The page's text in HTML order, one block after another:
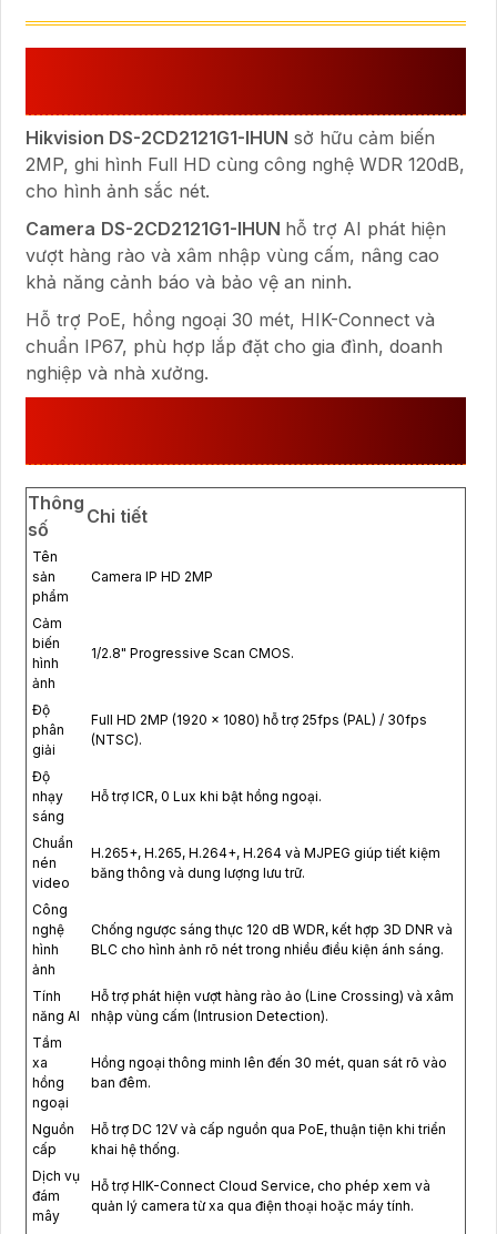
Hikvision DS-2CD2121G1-IHUN sở hữu cảm biến
2MP, ghi hình Full HD cùng công nghệ WDR 120dB,
cho hình ảnh sắc nét.
Camera DS-2CD2121G1-IHUN hỗ trợ AI phát hiện
vượt hàng rào và xâm nhập vùng cấm, nâng cao
khả năng cảnh báo và bảo vệ an ninh.
Hỗ trợ PoE, hồng ngoại 30 mét, HIK-Connect và
chuẩn IP67, phù hợp lắp đặt cho gia đình, doanh
nghiệp và nhà xưởng.
Thông
số
Chi tiết
Tên
sản
phẩm
Camera IP HD 2MP
Cảm
biến
hình
ảnh
1/2.8" Progressive Scan CMOS.
Độ
phân
giải
Full HD 2MP (1920 × 1080) hỗ trợ 25fps (PAL) / 30fps
(NTSC).
Độ
nhạy
sáng
Hỗ trợ ICR, 0 Lux khi bật hồng ngoại.
Chuẩn
nén
video
H.265+, H.265, H.264+, H.264 và MJPEG giúp tiết kiệm
băng thông và dung lượng lưu trữ.
Công
nghệ
hình
ảnh
Chống ngược sáng thực 120 dB WDR, kết hợp 3D DNR và
BLC cho hình ảnh rõ nét trong nhiều điều kiện ánh sáng.
Tính
năng AI
Hỗ trợ phát hiện vượt hàng rào ảo (Line Crossing) và xâm
nhập vùng cấm (Intrusion Detection).
Tầm
xa
hồng
ngoại
Hồng ngoại thông minh lên đến 30 mét, quan sát rõ vào
ban đêm.
Nguồn
cấp
Hỗ trợ DC 12V và cấp nguồn qua PoE, thuận tiện khi triển
khai hệ thống.
Dịch vụ
đám
mây
Hỗ trợ HIK-Connect Cloud Service, cho phép xem và
quản lý camera từ xa qua điện thoại hoặc máy tính.